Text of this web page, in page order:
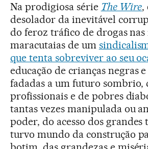
Na prodigiosa série The Wire,
desolador da inevitável
do feroz tráfico de drogas nas
maracutaias de um
que tenta sobreviver ao seu
educação de crianças negras
fadadas a um futuro sombrio,
profissionais e de pobres
tantas vezes manipulada ou
poder, do acesso dos grandes
turvo mundo da construção